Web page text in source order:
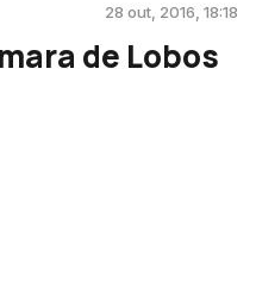
28 out, 2016, 18:18
de Lobos